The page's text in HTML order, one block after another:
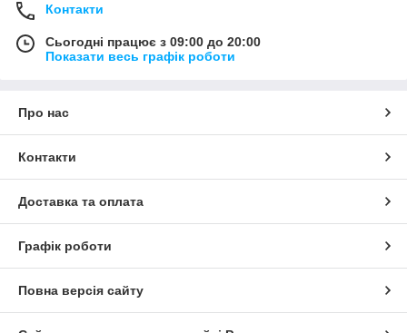
Контакти
Сьогодні працює з 09:00 до 20:00
Показати весь графік роботи
Про нас
Контакти
Доставка та оплата
Графік роботи
Повна версія сайту